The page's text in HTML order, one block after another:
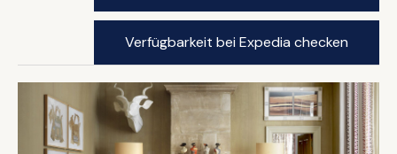
Verfügbarkeit bei Expedia checken